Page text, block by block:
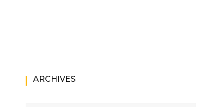
ARCHIVES